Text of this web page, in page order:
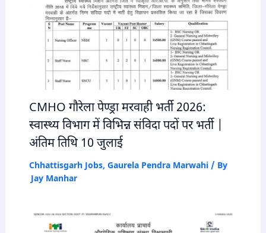
CMHO गौरेला पेण्ड्रा मरवाही भर्ती 2026:
स्वास्थ्य विभाग में विभिन्न संविदा पदों पर भर्ती |
अंतिम तिथि 10 जुलाई
Chhattisgarh Jobs, Gaurela Pendra Marwahi/ By
Jay Manhar